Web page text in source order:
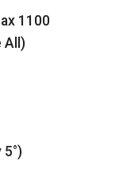
1100
All)